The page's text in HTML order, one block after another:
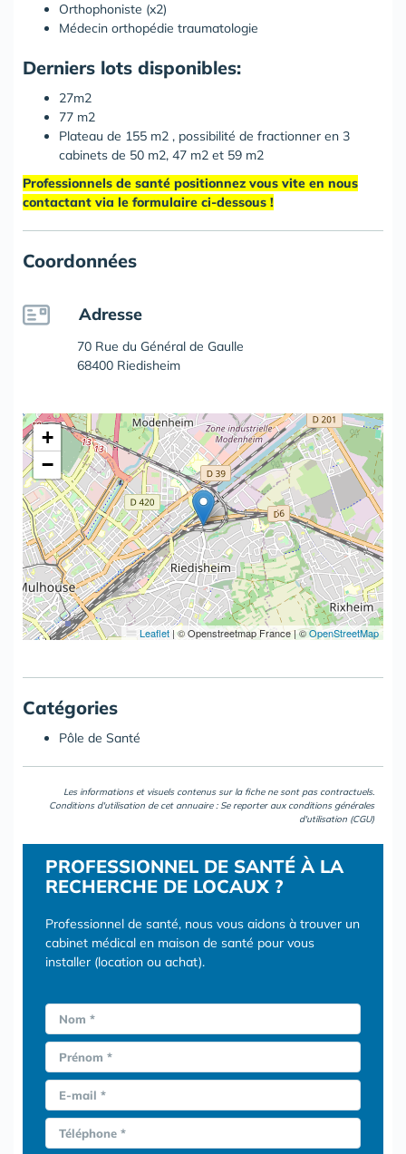
Orthophoniste (x2)
Médecin orthopédie traumatologie
Derniers lots disponibles:
27m2
77 m2
Plateau de 155 m2 , possibilité de fractionner en 3
cabinets de 50 m2, 47 m2 et 59 m2
Professionnels de santé positionnez vous vite en nous
contactant via le formulaire ci-dessous !
Coordonnées
Adresse
70 Rue du Général de Gaulle
68400 Riedisheim
+
−
Leaflet |© Openstreetmap France | ©OpenStreetMap
Catégories
Pôle de Santé
Les informations et visuels contenus sur la fiche ne sont pas contractuels.
Conditions d'utilisation de cet annuaire : Se reporter aux conditions générales
d'utilisation (CGU)
PROFESSIONNEL DE SANTÉ À LA
RECHERCHE DE LOCAUX ?
Professionnel de santé, nous vous aidons à trouver un
cabinet médical en maison de santé pour vous
installer (location ou achat).
Nom *
Prénom *
E-mail *
Téléphone *